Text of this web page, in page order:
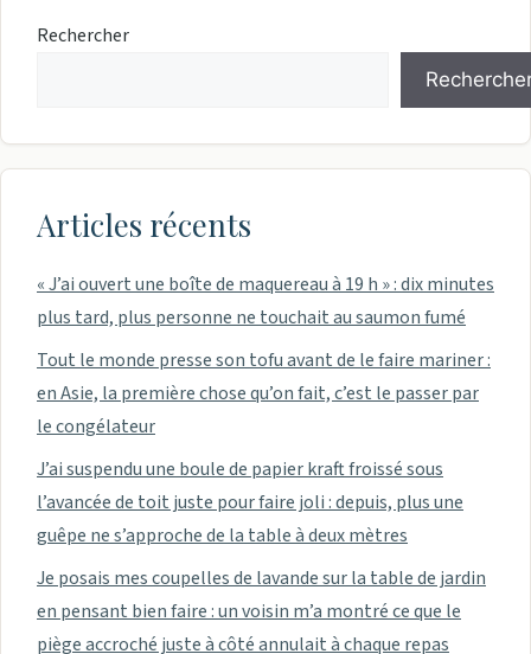
Rechercher
Articles récents
« J’ai ouvert une boîte de maquereau à 19 h » : dix minutes
plus tard, plus personne ne touchait au saumon fumé
Tout le monde presse son tofu avant de le faire mariner :
en Asie, la première chose qu’on fait, c’est le passer par
le congélateur
J’ai suspendu une boule de papier kraft froissé sous
l’avancée de toit juste pour faire joli : depuis, plus une
guêpe ne s’approche de la table à deux mètres
Je posais mes coupelles de lavande sur la table de jardin
en pensant bien faire : un voisin m’a montré ce que le
piège accroché juste à côté annulait à chaque repas